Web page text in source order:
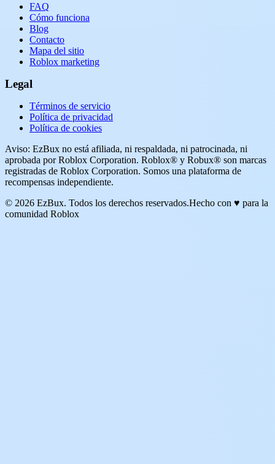
FAQ
Cómo funciona
Blog
Contacto
Mapa del sitio
Roblox marketing
Legal
Términos de servicio
Política de privacidad
Política de cookies
Aviso: EzBux no está afiliada, ni respaldada, ni patrocinada, ni
aprobada por Roblox Corporation. Roblox® y Robux® son marcas
registradas de Roblox Corporation. Somos una plataforma de
recompensas independiente.
© 2026 EzBux. Todos los derechos reservados.Hecho con ♥ para la
comunidad Roblox